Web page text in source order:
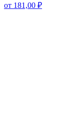
от 181,00 ₽